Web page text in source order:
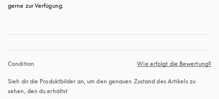
gerne zur Verfügung.
Condition Wie erfolgt die Bewertung?
Sieh dir die Produktbilder an, um den genauen Zustand des Artikels zu
sehen, den du erhältst